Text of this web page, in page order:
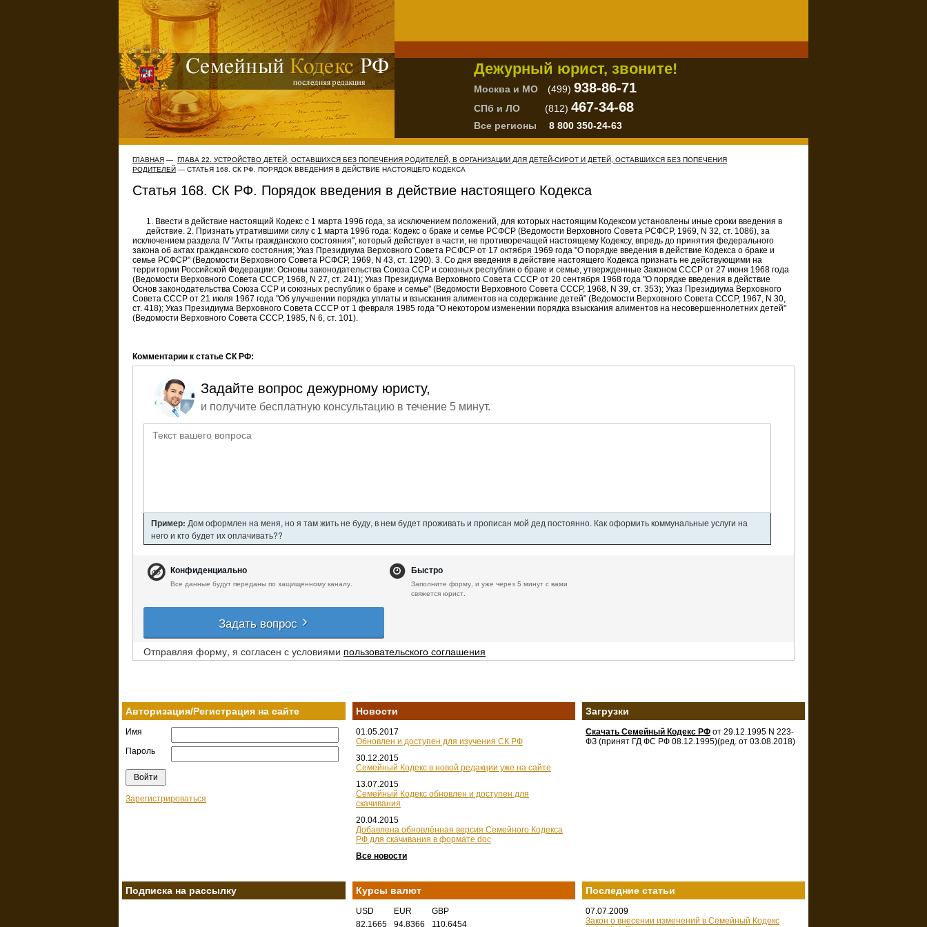
Дежурный юрист, звоните!
Москва и МО (499) 938-86-71
СПб и ЛО (812) 467-34-68
Все регионы 8 800 350-24-63
ГЛАВНАЯ — ГЛАВА 22. УСТРОЙСТВО ДЕТЕЙ, ОСТАВШИХСЯ БЕЗ ПОПЕЧЕНИЯ РОДИТЕЛЕЙ, В ОРГАНИЗАЦИИ ДЛЯ ДЕТЕЙ-СИРОТ И ДЕТЕЙ, ОСТАВШИХСЯ БЕЗ ПОПЕЧЕНИЯ
РОДИТЕЛЕЙ — СТАТЬЯ 168. СК РФ. ПОРЯДОК ВВЕДЕНИЯ В ДЕЙСТВИЕ НАСТОЯЩЕГО КОДЕКСА
Статья 168. СК РФ. Порядок введения в действие настоящего Кодекса
1. Ввести в действие настоящий Кодекс с 1 марта 1996 года, за исключением положений, для которых настоящим Кодексом установлены иные сроки введения в
действие. 2. Признать утратившими силу с 1 марта 1996 года: Кодекс о браке и семье РСФСР (Ведомости Верховного Совета РСФСР, 1969, N 32, ст. 1086), за
исключением раздела IV "Акты гражданского состояния", который действует в части, не противоречащей настоящему Кодексу, впредь до принятия федерального
закона об актах гражданского состояния; Указ Президиума Верховного Совета РСФСР от 17 октября 1969 года "О порядке введения в действие Кодекса о браке и
семье РСФСР" (Ведомости Верховного Совета РСФСР, 1969, N 43, ст. 1290). 3. Со дня введения в действие настоящего Кодекса признать не действующими на
территории Российской Федерации: Основы законодательства Союза ССР и союзных республик о браке и семье, утвержденные Законом СССР от 27 июня 1968 года
(Ведомости Верховного Совета СССР, 1968, N 27, ст. 241); Указ Президиума Верховного Совета СССР от 20 сентября 1968 года "О порядке введения в действие
Основ законодательства Союза ССР и союзных республик о браке и семье" (Ведомости Верховного Совета СССР, 1968, N 39, ст. 353); Указ Президиума Верховного
Совета СССР от 21 июля 1967 года "Об улучшении порядка уплаты и взыскания алиментов на содержание детей" (Ведомости Верховного Совета СССР, 1967, N 30,
ст. 418); Указ Президиума Верховного Совета СССР от 1 февраля 1985 года "О некотором изменении порядка взыскания алиментов на несовершеннолетних детей"
(Ведомости Верховного Совета СССР, 1985, N 6, ст. 101).
Комментарии к статье СК РФ:
Задайте вопрос дежурному юристу,
и получите бесплатную консультацию в течение 5 минут.
Пример: Дом оформлен на меня, но я там жить не буду, в нем будет проживать и прописан мой дед постоянно. Как оформить коммунальные услуги на
него и кто будет их оплачивать??
Конфиденциально
Все данные будут переданы по защищенному каналу.
Быстро
Заполните форму, и уже через 5 минут с вами
свяжется юрист.
Задать вопрос
Отправляя форму, я согласен с условиями пользовательского соглашения
Авторизация/Регистрация на сайте
Имя
Пароль
Зарегистрироваться
Новости
01.05.2017
Обновлен и доступен для изучения СК РФ
30.12.2015
Семейный Кодекс в новой редакции уже на сайте
13.07.2015
Семейный Кодекс обновлен и доступен для
скачивания
20.04.2015
Добавлена обновлённая версия Семейного Кодекса
РФ для скачивания в формате doc
Все новости
Загрузки
Скачать Семейный Кодекс РФ от 29.12.1995 N 223-
ФЗ (принят ГД ФС РФ 08.12.1995)(ред. от 03.08.2018)
Подписка на рассылку Курсы валют
USD EUR
GBP
82,1665
94,8366 110,6454
Последние статьи
07.07.2009
Закон о внесении изменений в Семейный Кодекс